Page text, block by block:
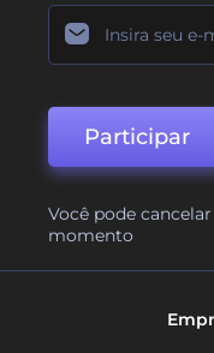
Participar
Você pode
momento